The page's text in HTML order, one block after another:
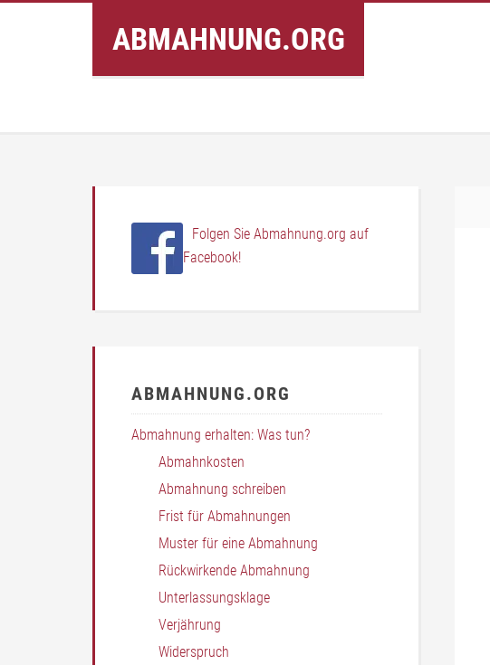
ABMAHNUNG.ORG
Folgen Sie Abmahnung.org auf
Facebook!
ABMAHNUNG.ORG
Abmahnung erhalten: Was tun?
Abmahnkosten
Abmahnung schreiben
Frist für Abmahnungen
Muster für eine Abmahnung
Rückwirkende Abmahnung
Unterlassungsklage
Verjährung
Widerspruch